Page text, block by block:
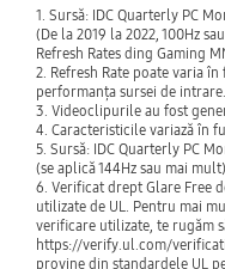
Stray
Tales of Arise
Tekken8
The Callisto
The King of
1. Sursă: IDC Quarterly PC
(De la 2019 la 2022, 100Hz
Refresh Rates ding Gaming
2. Refresh Rate poate varia
performanța sursei de intrare.
3. Videoclipurile au fost
4. Caracteristicile variază în
5. Sursă: IDC Quarterly PC
(se aplică 144Hz sau mai mult)
6. Verificat drept Glare Free
utilizate de UL. Pentru mai
verificare utilizate, te rugăm
https://verify.ul.com/
provine din standardele UL